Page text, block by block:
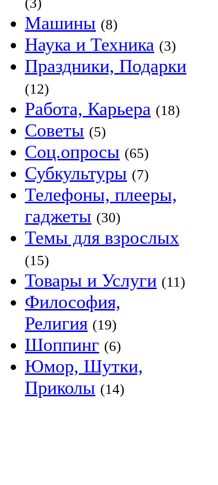
Машины (8)
Наука и Техника (3)
Праздники, Подарки
(12)
Работа, Карьера (18)
Советы (5)
Соц.опросы (65)
Субкультуры (7)
Телефоны, плееры,
гаджеты (30)
Темы для взрослых
(15)
Товары и Услуги (11)
Философия,
Религия (19)
Шоппинг (6)
Юмор, Шутки,
Приколы (14)